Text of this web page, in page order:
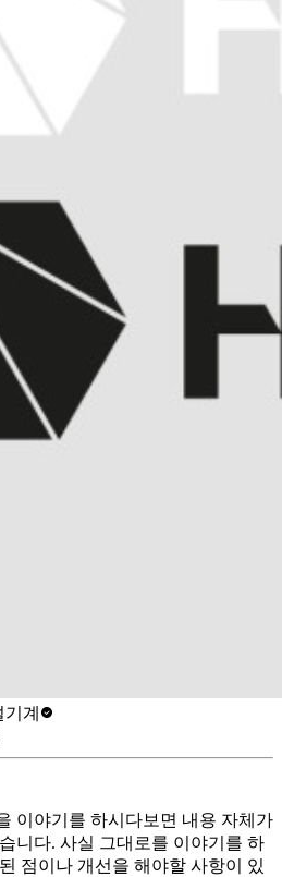
계
이야기를 하시다보면 내용 자체가
니다. 사실 그대로를 이야기를 하
점이나 개선을 해야할 사항이 있